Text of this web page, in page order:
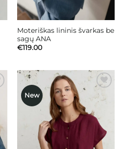
Moteriškas lininis švarkas be
sagų ANA
€119.00
New
Mėgstamiausias